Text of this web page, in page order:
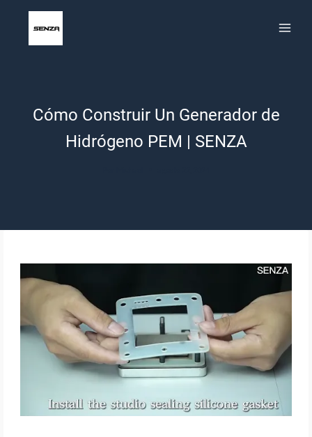
Cómo Construir Un Generador de
Hidrógeno PEM | SENZA